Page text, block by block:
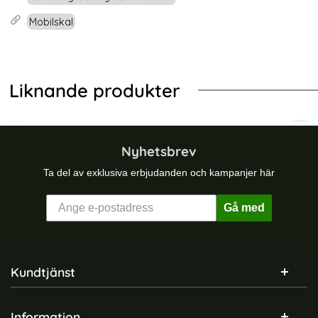
Mobilskal
Liknande produkter
S24 Skal Härdat Glas Electroplate Orange/Gul
Samsung Galaxy S24 Plus Skal
Nyhetsbrev
Ta del av exklusiva erbjudanden och kampanjer här
Gå med
Sidfot Blandad info och länkar
Kundtjänst